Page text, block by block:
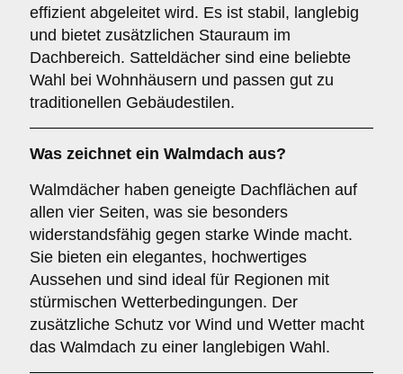
effizient abgeleitet wird. Es ist stabil, langlebig
und bietet zusätzlichen Stauraum im
Dachbereich. Satteldächer sind eine beliebte
Wahl bei Wohnhäusern und passen gut zu
traditionellen Gebäudestilen.
Was zeichnet ein Walmdach aus?
Walmdächer haben geneigte Dachflächen auf
allen vier Seiten, was sie besonders
widerstandsfähig gegen starke Winde macht.
Sie bieten ein elegantes, hochwertiges
Aussehen und sind ideal für Regionen mit
stürmischen Wetterbedingungen. Der
zusätzliche Schutz vor Wind und Wetter macht
das Walmdach zu einer langlebigen Wahl.